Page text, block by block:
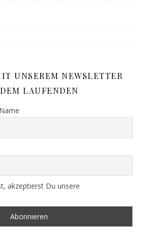
UNSEREM NEWSLETTER
LAUFENDEN
akzeptierst Du unsere